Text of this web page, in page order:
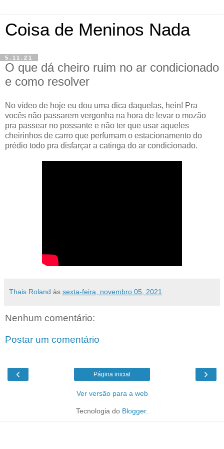
Coisa de Meninos Nada
5.11.21
O que dá cheiro ruim no ar condicionado
e como resolver
No vídeo de hoje eu dou uma dica daquelas, hein! Pra
vocês não passarem vergonha na hora de levar o mozão
pra passear no possante e não ter que usar aqueles
cheirinhos de carro que perfumam o estacionamento do
prédio todo pra disfarçar a catinga do ar condicionado.
Thais Roland às sexta-feira, novembro 05, 2021
Nenhum comentário:
Postar um comentário
‹ ›
Página inicial
Ver versão para a web
Tecnologia do Blogger.